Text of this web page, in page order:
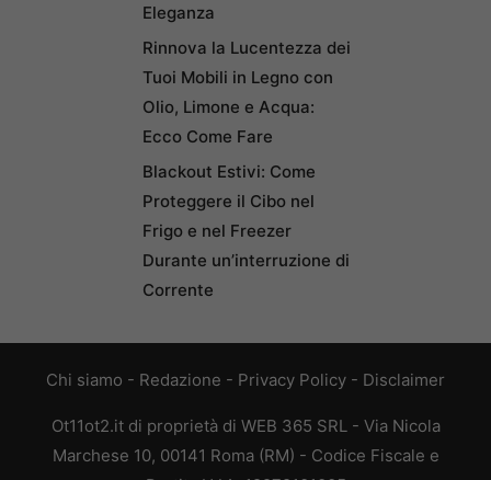
Eleganza
Rinnova la Lucentezza dei
Tuoi Mobili in Legno con
Olio, Limone e Acqua:
Ecco Come Fare
Blackout Estivi: Come
Proteggere il Cibo nel
Frigo e nel Freezer
Durante un’interruzione di
Corrente
Chi siamo - Redazione - Privacy Policy - Disclaimer
Ot11ot2.it di proprietà di WEB 365 SRL - Via Nicola
Marchese 10, 00141 Roma (RM) - Codice Fiscale e